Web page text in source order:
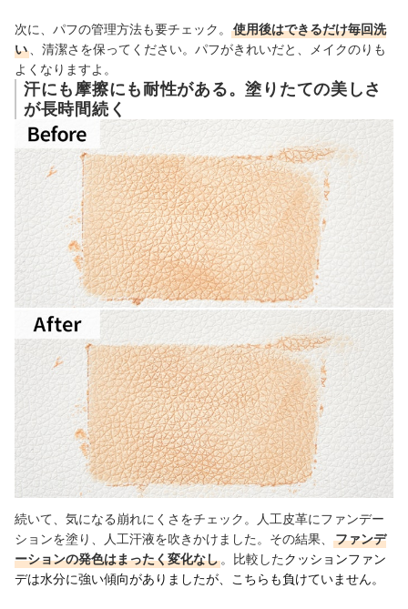
次に、パフの管理方法も要チェック。
使用後はできるだけ毎回洗
い
、清潔さを保ってください。パフがきれいだと、メイクのりも
よくなりますよ。
汗にも摩擦にも耐性がある。塗りたての美しさ
が長時間続く
続いて、気になる崩れにくさをチェック。人工皮革にファンデー
ションを塗り、人工汗液を吹きかけました。その結果、
ファンデ
ーションの発色はまったく変化なし 。比較したクッションファン
デは水分に強い傾向がありましたが、こちらも負けていません。